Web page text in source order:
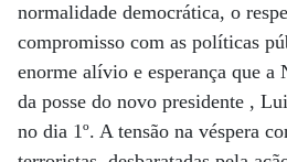
normalidade democrática, o
compromisso com as políticas
enorme alívio e esperança que a
da posse do novo presidente ,
no dia 1º. A tensão na véspera